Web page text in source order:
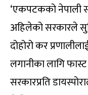
‘एकपटकको नेपाली
अहिलेको सरकारले
दोहोरो कर
लगानीका लागि फास्ट
सरकारप्रति